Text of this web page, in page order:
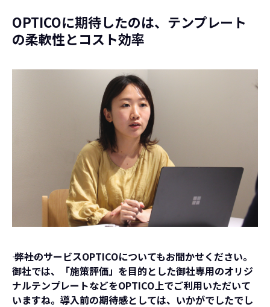
OPTICOに期待したのは、テンプレート
の柔軟性とコスト効率
――― 弊社のサービスOPTICOについてもお聞かせください。
御社では、「施策評価」を目的とした御社専用のオリジ
ナルテンプレートなどをOPTICO上でご利用いただいて
いますね。導入前の期待感としては、いかがでしたでし